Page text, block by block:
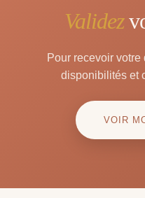
Validez
Pour recevoir
disponibilités et
VOIR